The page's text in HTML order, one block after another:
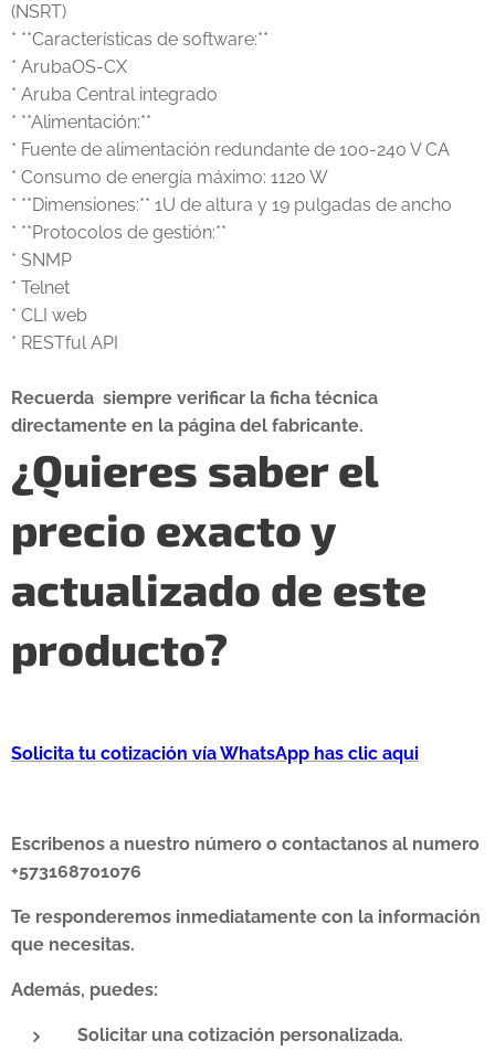
(NSRT)
* **Características de software:**
* ArubaOS-CX
* Aruba Central integrado
* **Alimentación:**
* Fuente de alimentación redundante de 100-240 V CA
* Consumo de energía máximo: 1120 W
* **Dimensiones:** 1U de altura y 19 pulgadas de ancho
* **Protocolos de gestión:**
* SNMP
* Telnet
* CLI web
* RESTful API
Recuerda siempre verificar la ficha técnica
directamente en la página del fabricante.
¿Quieres saber el
precio exacto y
actualizado de este
producto?
Solicita tu cotización vía WhatsApp has clic aqui
Escribenos a nuestro número o contactanos al numero
+573168701076
Te responderemos inmediatamente con la información
que necesitas.
Además, puedes:
Solicitar una cotización personalizada.